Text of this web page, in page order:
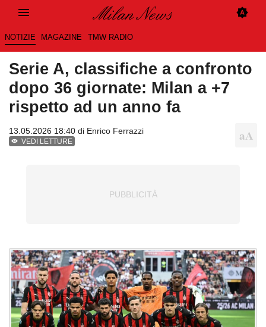
NOTIZIE MAGAZINE TMW RADIO
Serie A, classifiche a confronto
dopo 36 giornate: Milan a +7
rispetto ad un anno fa
13.05.2026 18:40 di Enrico Ferrazzi
VEDI LETTURE